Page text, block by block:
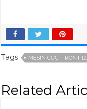
Tags MESIN CUCI FRONT
Related